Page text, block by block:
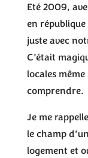
Eté 2009,
en
juste avec
C’était
locales
comprendre.
Je me
le champ
logement et